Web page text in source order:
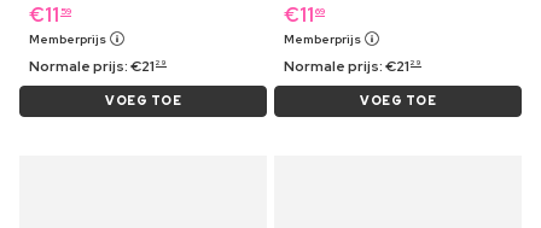
€11 59
Memberprijs
Normale prijs:€21 29
VOEG TOE
€11 69
Memberprijs
Normale prijs:€21 29
VOEG TOE